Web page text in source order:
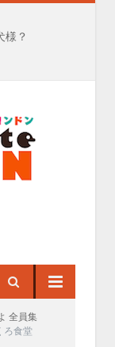
？
全員集
ろ食堂